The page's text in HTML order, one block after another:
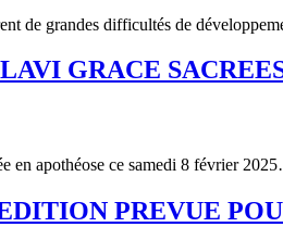
de grandes difficultés de
GRACE
en apothéose ce samedi 8 février
PREVUE